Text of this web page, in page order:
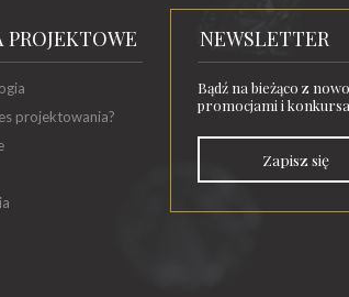
projektowania?
NEWSLETTER
Bądź na bieżąco z
promocjami i
Zapisz się